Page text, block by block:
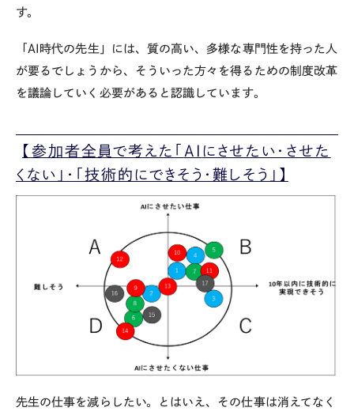
す。
「AI時代の先生」には、質の高い、多様な専門性を持った人
が要るでしょうから、そういった方々を得るための制度改革
を議論していく必要があると認識しています。
【参加者全員で考えた AI にさせたい・させた
くない」・「技術的にできそう・難しそう」】
先生の仕事を減らしたい。とはいえ、その仕事は消えてなく